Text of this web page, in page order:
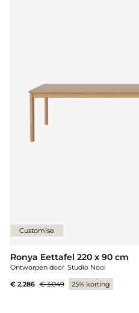
Customise
Ronya Eettafel 220 x 90 cm
Ontworpen door Studio Nooi
€ 2.286 € 3.049 25% korting